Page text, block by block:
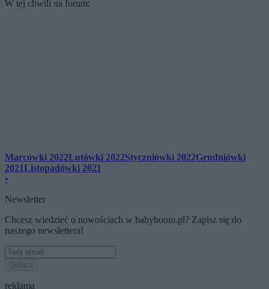
W tej chwili na forum:
Marcówki 2022Lutówki 2022Styczniówki 2022Grudniówki
2021Listopadówki 2021
•
Newsletter
Chcesz wiedzieć o nowościach w babyboom.pl? Zapisz się do
naszego newslettera!
reklama